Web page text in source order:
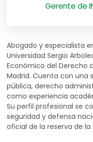
Gerente de
Abogado y especialista
Universidad Sergio
Económico del Derecho
Madrid. Cuenta con una
pública, derecho
como experiencia
Su perfil profesional se
seguridad y defensa
oficial de la reserva de la